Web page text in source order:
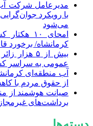
مدیرعامل شرکت آب
با رویکرد
می‌شود
امحای ۱۰
کرمانشاه/ برخورد
بیش از ۵
عمومی به سراسر
آب منطقه‌ای
از حقوق مردم با
صیانت هوشمند از
برداشت‌های